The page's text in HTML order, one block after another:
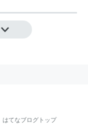
はてなブログトップ